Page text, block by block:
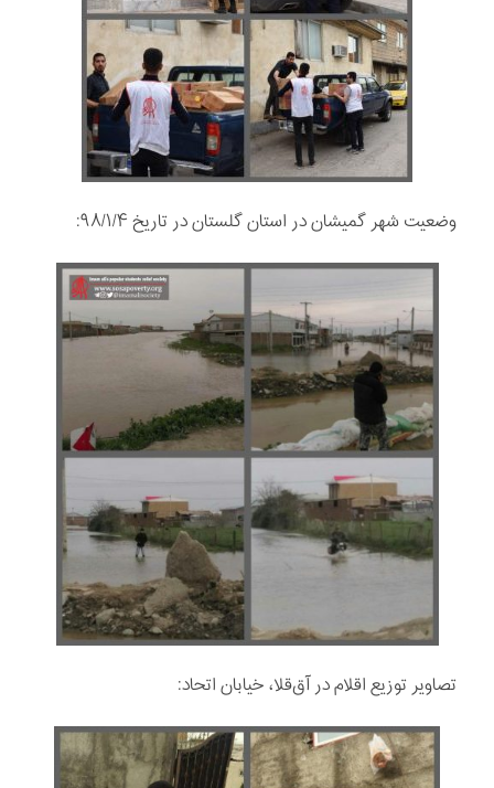
وضعیت شهر گمیشان در استان گلستان در تاریخ ۹۸/۱/۴:
تصاویر توزيع اقلام در آق‌قلا، خیابان اتحاد: